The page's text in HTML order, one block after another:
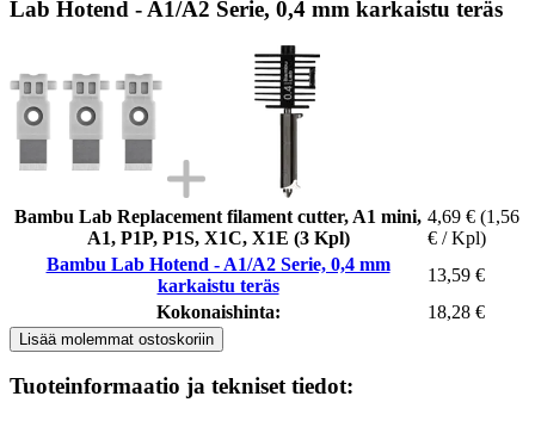
Lab Hotend - A1/A2 Serie, 0,4 mm karkaistu teräs
Bambu Lab Replacement filament cutter, A1 mini,
A1, P1P, P1S, X1C, X1E (3 Kpl)
4,69 € (1,56
€ / Kpl)
Bambu Lab Hotend - A1/A2 Serie, 0,4 mm
karkaistu teräs
13,59 €
Kokonaishinta:
18,28 €
Lisää molemmat ostoskoriin
Tuoteinformaatio ja tekniset tiedot: